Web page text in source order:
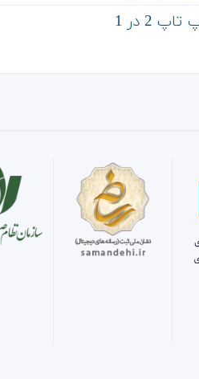
2 در 1